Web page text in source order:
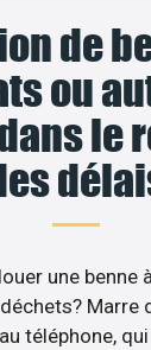
de
ou
le
une benne
Marre
téléphone,